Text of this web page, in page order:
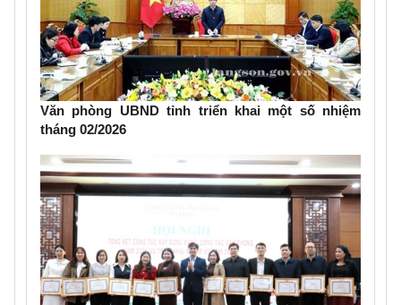
Văn phòng UBND tỉnh triển khai một số nhiệm
tháng 02/2026